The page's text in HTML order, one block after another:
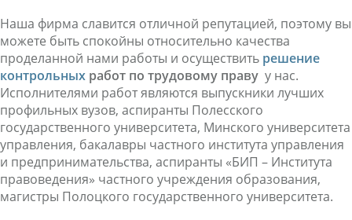
Наша фирма славится отличной репутацией, поэтому вы
можете быть спокойны относительно качества
проделанной нами работы и осуществить решение
контрольных работ по трудовому праву у нас.
Исполнителями работ являются выпускники лучших
профильных вузов, аспиранты Полесского
государственного университета, Минского университета
управления, бакалавры частного института управления
и предпринимательства, аспиранты «БИП – Института
правоведения» частного учреждения образования,
магистры Полоцкого государственного университета.